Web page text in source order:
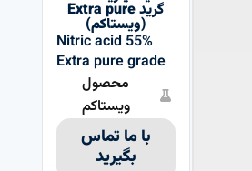
گرید Extra pure
(ویستاکم)
Nitric acid 55%
Extra pure grade
محصول
ویستاکم
با ما تماس
بگیرید